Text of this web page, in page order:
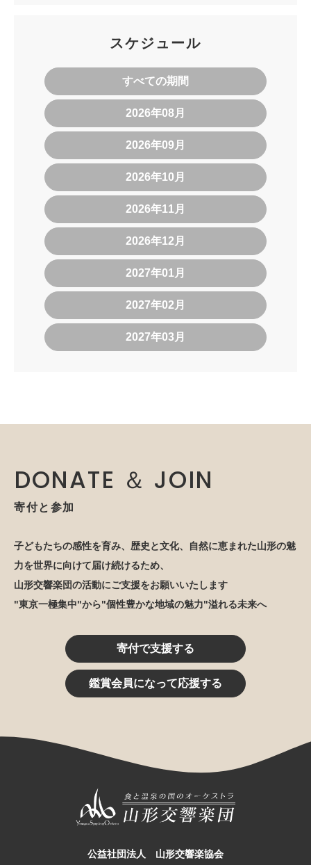
スケジュール
すべての期間
2026年08月
2026年09月
2026年10月
2026年11月
2026年12月
2027年01月
2027年02月
2027年03月
DONATE ＆ JOIN
寄付と参加
子どもたちの感性を育み、歴史と文化、自然に恵まれた山形の魅
力を世界に向けて届け続けるため、
山形交響楽団の活動にご支援をお願いいたします
"東京一極集中"から"個性豊かな地域の魅力"溢れる未来へ
寄付で支援する
鑑賞会員になって応援する
公益社団法人 山形交響楽協会